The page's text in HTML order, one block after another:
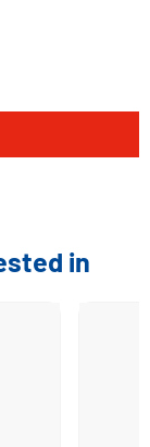
in